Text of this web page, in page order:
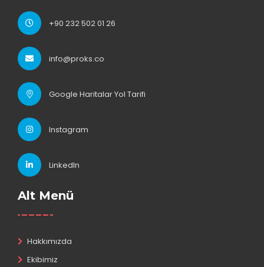
+90 232 502 01 26
info@proks.co
Google Haritalar Yol Tarifi
Instagram
LinkedIn
Alt Menü
Hakkımızda
Ekibimiz